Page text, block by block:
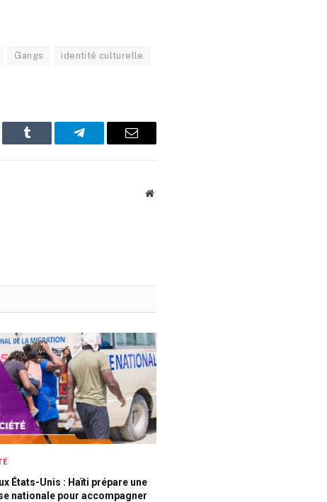
Gangs identité culturelle
Tumblr Telegram Email
Website
États-Unis : Haïti prépare une
nationale pour accompagner